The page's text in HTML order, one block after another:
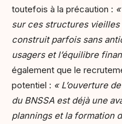
toutefois à la précaution :
sur ces structures vieilles
construit parfois sans
usagers et l’équilibre
également que le
potentiel : « L’ouverture
du BNSSA est déjà une
plannings et la formation